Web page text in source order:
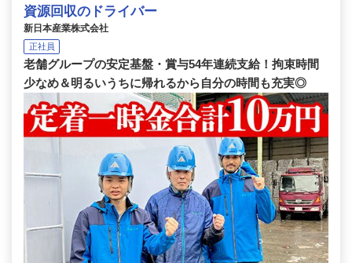
資源回収のドライバー
新日本産業株式会社
正社員
老舗グループの安定基盤・賞与54年連続支給！拘束時間
少なめ＆明るいうちに帰れるから自分の時間も充実◎